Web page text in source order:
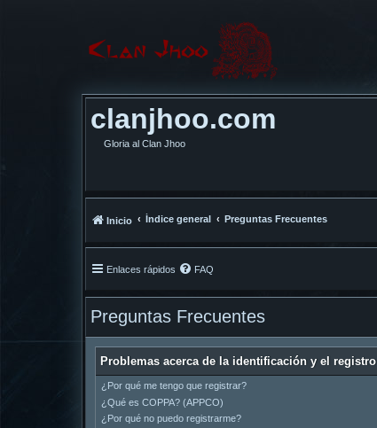
clanjhoo.com
Gloria al Clan Jhoo
Inicio Índice general Preguntas Frecuentes
Enlaces rápidos FAQ
Preguntas Frecuentes
Problemas acerca de la identificación y el registro
¿Por qué me tengo que registrar?
¿Qué es COPPA? (APPCO)
¿Por qué no puedo registrarme?